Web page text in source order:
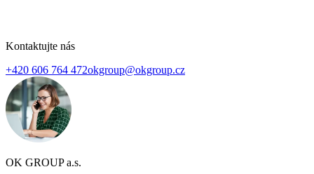
Kontaktujte nás
+420 606 764 472okgroup@okgroup.cz
OK GROUP a.s.